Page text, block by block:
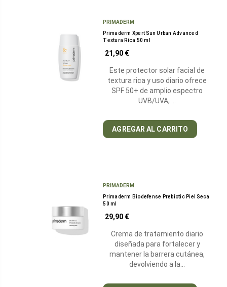
PRIMADERM
Primaderm Xpert Sun Urban Advanced
Textura Rica 50 ml
21,90 €
Este protector solar facial de
textura rica y uso diario ofrece
SPF 50+ de amplio espectro
UVB/UVA, …
AGREGAR AL CARRITO
PRIMADERM
Primaderm Biodefense Prebiotic Piel Seca
50 ml
29,90 €
Crema de tratamiento diario
diseñada para fortalecer y
mantener la barrera cutánea,
devolviendo a la…